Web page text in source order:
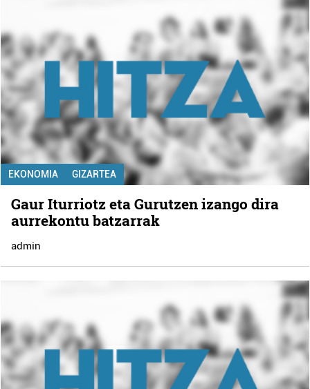
EKONOMIA GIZARTEA
Gaur Iturriotz eta Gurutzen izango dira
aurrekontu batzarrak
admin